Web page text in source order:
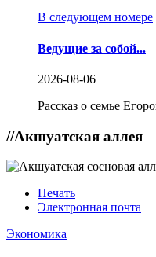
В следующем номере
Ведущие за собой...
2026-08-06
Рассказ о семье
//Акшуатская аллея
Печать
Электронная почта
Экономика